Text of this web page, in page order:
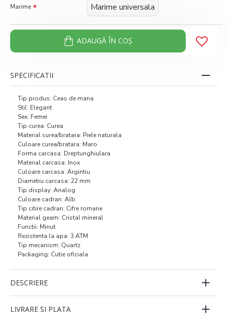
Marime Marime universala
ADAUGĂ ÎN COŞ
SPECIFICATII
Tip produs: Ceas de mana
Stil: Elegant
Sex: Femei
Tip curea: Curea
Material curea/bratara: Piele naturala
Culoare curea/bratara: Maro
Forma carcasa: Dreptunghiulara
Material carcasa: Inox
Culoare carcasa: Argintiu
Diametru carcasa: 22 mm
Tip display: Analog
Culoare cadran: Alb
Tip citire cadran: Cifre romane
Material geam: Cristal mineral
Functii: Minut
Rezistenta la apa: 3 ATM
Tip mecanism: Quartz
Packaging: Cutie oficiala
DESCRIERE
LIVRARE SI PLATA